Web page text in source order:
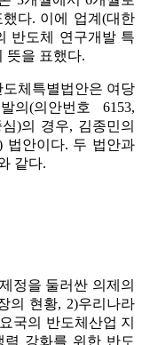
다. 이에 업계(대한
반도체 연구개발 특
뜻을 표했다.
체특별법안은 여당
의(의안번호 6153,
)의 경우, 김종민의
법안이다. 두 법안과
같다.
정을 둘러싼 의제의
의 현황, 2)우리나라
국의 반도체산업 지
력 강화를 위한 반도